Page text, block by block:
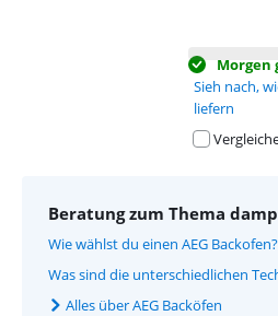
Morgen
Sieh nach,
liefern
Beratung zum Thema
Wie wählst du einen AEG Backofen?
Was sind die unterschiedlichen
Alles über AEG Backöfen